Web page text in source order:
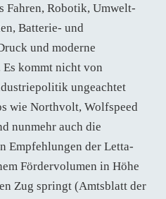
Fahren, Robotik, Umwelt-
Batterie- und
und moderne
kommt nicht von
ungeachtet
wie Northvolt, Wolfspeed
nunmehr auch die
Empfehlungen der Letta-
Fördervolumen in Höhe
Zug springt (Amtsblatt der